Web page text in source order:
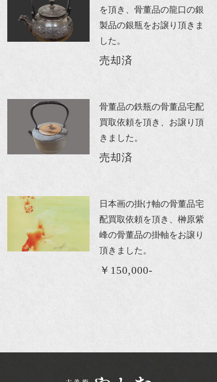
を頂き、骨董品の龍口の銀
製品の銀瓶をお譲り頂きま
した。
売却済
骨董品の鉄瓶の骨董品宅配
買取依頼を頂き、お譲り頂
きました。
売却済
日本画の掛け軸の骨董品宅
配買取依頼を頂き、榊原紫
峰の骨董品の掛軸をお譲り
頂きました。
￥150,000-